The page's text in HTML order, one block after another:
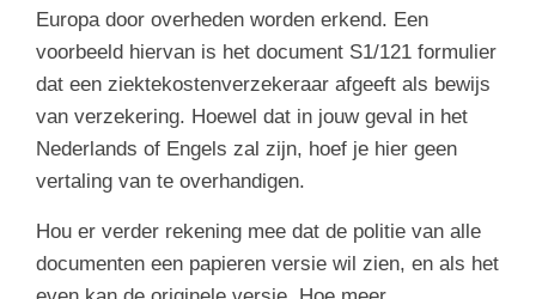
Europa door overheden worden erkend. Een
voorbeeld hiervan is het document S1/121 formulier
dat een ziektekostenverzekeraar afgeeft als bewijs
van verzekering. Hoewel dat in jouw geval in het
Nederlands of Engels zal zijn, hoef je hier geen
vertaling van te overhandigen.
Hou er verder rekening mee dat de politie van alle
documenten een papieren versie wil zien, en als het